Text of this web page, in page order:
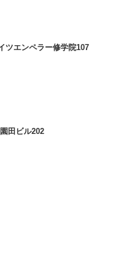
エンペラー修学院107
田ビル202